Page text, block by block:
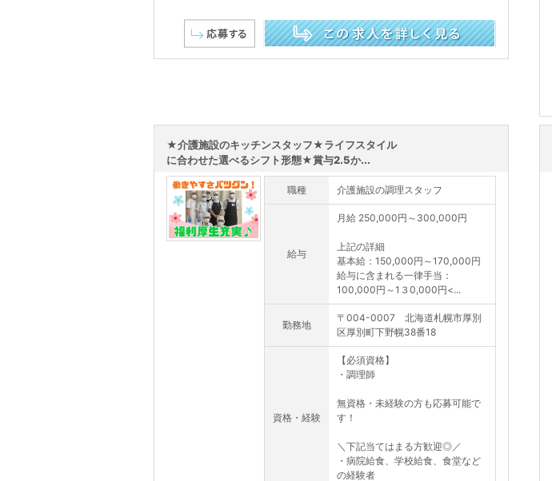
★介護施設のキッチンスタッフ★ライフスタイル
に合わせた選べるシフト形態★賞与2.5か...
職種 介護施設の調理スタッフ
給与
月給 250,000円～300,000円
上記の詳細
基本給：150,000円～170,000円
給与に含まれる一律手当：
100,000円～1３0,000円<...
勤務地
〒004-0007 北海道札幌市厚別
区厚別町下野幌38番18
資格・経験
【必須資格】
・調理師
無資格・未経験の方も応募可能で
す！
＼下記当てはまる方歓迎◎／
・病院給食、学校給食、食堂など
の経験者